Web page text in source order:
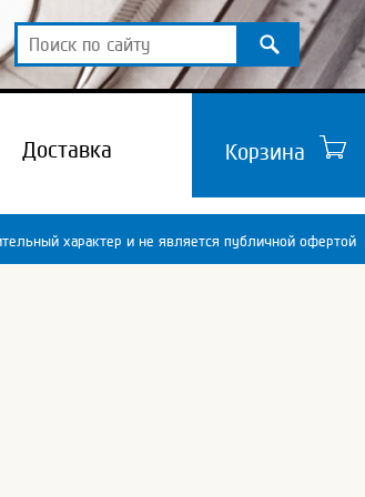
Доставка Корзина
характер и не является публичной офертой